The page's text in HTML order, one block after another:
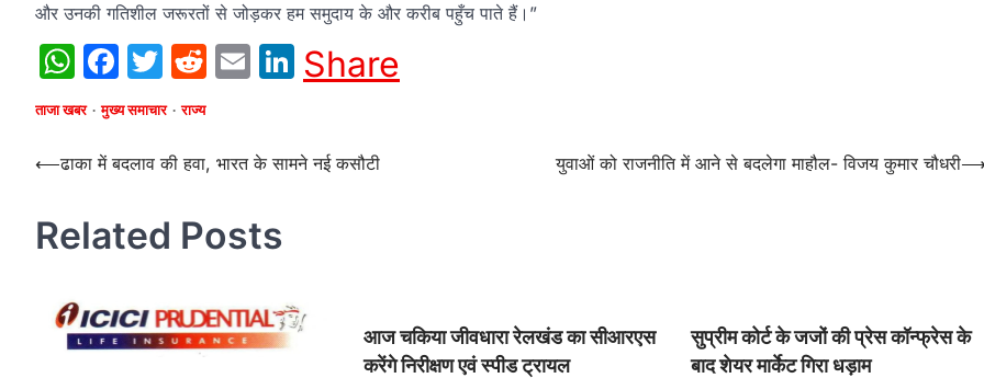
और उनकी गतिशील जरूरतों से जोड़कर हम समुदाय के और करीब पहुँच पाते हैं।”
WhatsApp
Facebook
Twitter
Reddit
EmailLinkedIn
Share
ताजा खबर मुख्य समाचार राज्य
Post
⟵ढाका में बदलाव की हवा, भारत के सामने नई कसौटी युवाओं को राजनीति में आने से बदलेगा माहौल- विजय कुमार चौधरी⟶
Related Posts
आज चकिया जीवधारा रेलखंड का सीआरएस
करेंगे निरीक्षण एवं स्पीड ट्रायल
सुप्रीम कोर्ट के जजों की प्रेस कॉन्फ्रेस के
बाद शेयर मार्केट गिरा धड़ाम